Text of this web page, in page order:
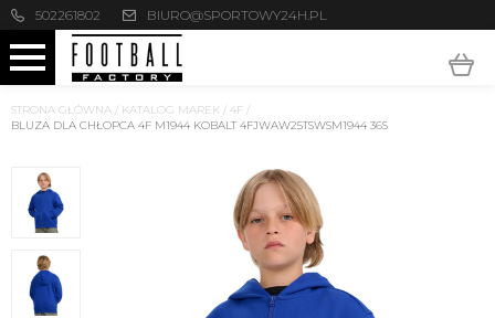
502261802 BIURO@SPORTOWY24H.PL
STRONA GŁÓWNA / KATALOG MAREK / 4F /
BLUZA DLA CHŁOPCA 4F M1944 KOBALT 4FJWAW25TSWSM1944 36S